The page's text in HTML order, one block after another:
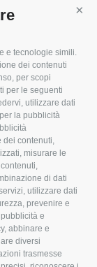
e tecnologie simili.
dei contenuti
per scopi
per le seguenti
utilizzare dati
la pubblicità
dei contenuti,
misurare le
di dati
utilizzare dati
prevenire e
e
abbinare e
diversi
trasmesse
evidenza